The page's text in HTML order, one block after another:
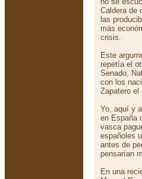
Caldera de
las
más
crisis.
Este
repetía el
Senado,
con los
Zapatero el
Yo, aquí y
en España
vasca
españoles
antes de
pensarían
En una